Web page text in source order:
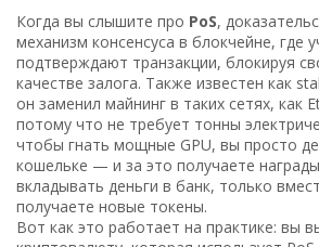
Когда вы слышите про PoS,
механизм консенсуса в блокчейне, где
подтверждают транзакции, блокируя
качестве залога. Также известен как
он заменил майнинг в таких сетях, как
потому что не требует тонны
чтобы гнать мощные GPU, вы просто
кошельке — и за это получаете
вкладывать деньги в банк, только
получаете новые токены.
Вот как это работает на практике: вы